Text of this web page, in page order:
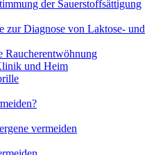
der Sauerstoffsättigung
zur Diagnose von Laktose- und
und Heim
vermeiden